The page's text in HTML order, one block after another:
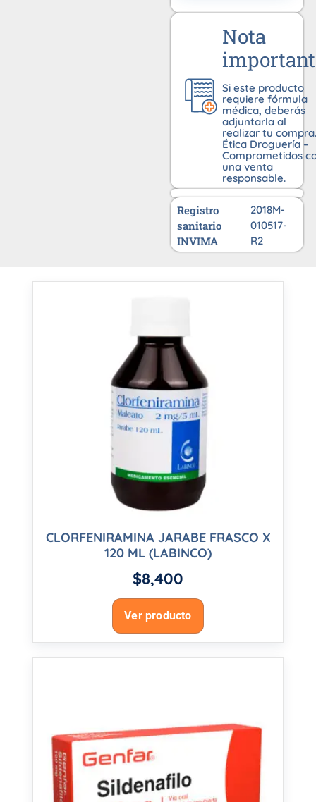
Nota
Si este producto
requiere fórmula
médica, deberás
adjuntarla al
realizar tu compra.
Ética Droguería –
Comprometidos
una venta
responsable.
Registro
sanitario
INVIMA
2018M-
010517-
R2
CLORFENIRAMINA JARABE FRASCO X
120 ML (LABINCO)
$8,400
Ver producto